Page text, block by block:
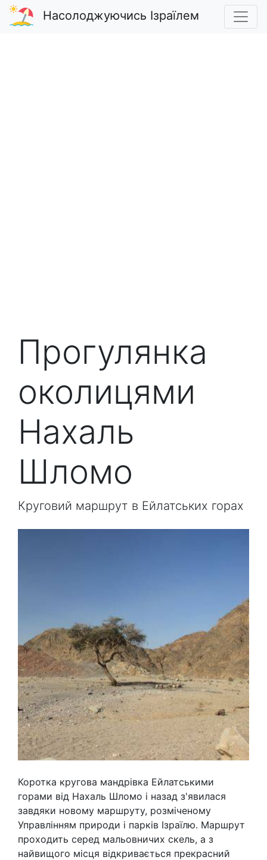
Насолоджуючись Ізраїлем
Прогулянка
околицями
Нахаль
Шломо
Круговий маршрут в Ейлатських горах
Коротка кругова мандрівка Ейлатськими
горами від Нахаль Шломо і назад з'явилася
завдяки новому маршруту, розміченому
Управлінням природи і парків Ізраїлю. Маршрут
проходить серед мальовничих скель, а з
найвищого місця відкривається прекрасний